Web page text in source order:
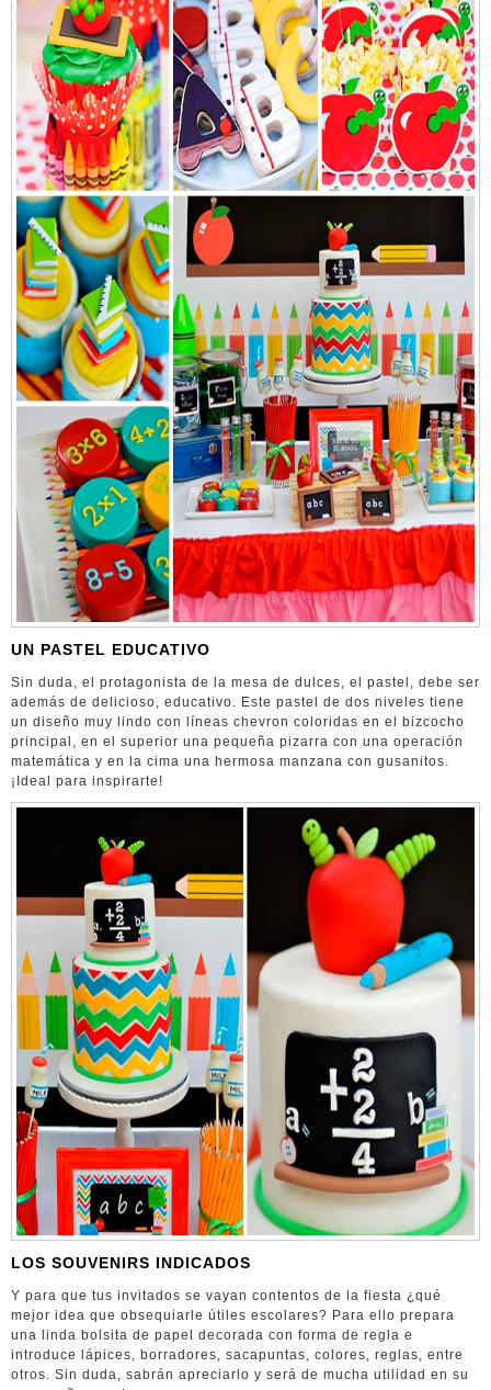
UN PASTEL EDUCATIVO
Sin duda, el protagonista de la mesa de dulces, el pastel, debe ser
además de delicioso, educativo. Este pastel de dos niveles tiene
un diseño muy lindo con líneas chevron coloridas en el bizcocho
principal, en el superior una pequeña pizarra con una operación
matemática y en la cima una hermosa manzana con gusanitos.
¡Ideal para inspirarte!
LOS SOUVENIRS INDICADOS
Y para que tus invitados se vayan contentos de la fiesta ¿qué
mejor idea que obsequiarle útiles escolares? Para ello prepara
una linda bolsita de papel decorada con forma de regla e
introduce lápices, borradores, sacapuntas, colores, reglas, entre
otros. Sin duda, sabrán apreciarlo y será de mucha utilidad en su